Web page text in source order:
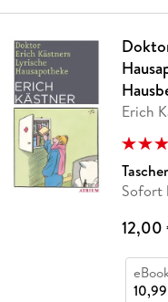
Erich
Sofort
12,00